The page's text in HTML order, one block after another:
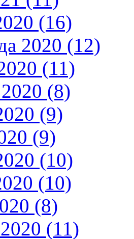
(16)
2020 (12)
(11)
(8)
(9)
(9)
(10)
(10)
(8)
(11)